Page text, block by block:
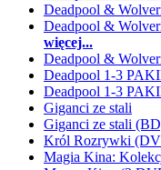
Deadpool &
Deadpool &
więcej...
Deadpool &
Deadpool 1-3
Deadpool 1-3
Giganci ze stali
Giganci ze stali
Król Rozrywki
Magia Kina: